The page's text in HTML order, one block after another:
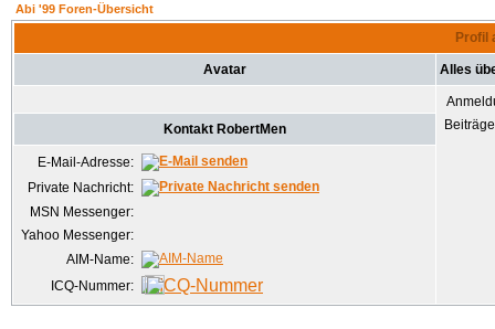
Abi '99 Foren-Übersicht
Profil
Avatar Alles
Kontakt RobertMen
E-Mail-Adresse:
Private Nachricht:
MSN Messenger:
Yahoo Messenger:
AIM-Name:
ICQ-Nummer: